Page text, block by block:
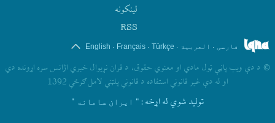
لينکونه
RSS
فارسی . العربیة .
Türkçe
.
Français
.
English
© د دې ويب پاڼې ټول مادي او معنوي حقوق، د قران نړيوال خبري اژانس سره اړونده دي
او له دې غير قانوني استفاده د قانوني پلټني لامل ګرځي 1392
تولید شوي له اړخه : " ایران سامانه "